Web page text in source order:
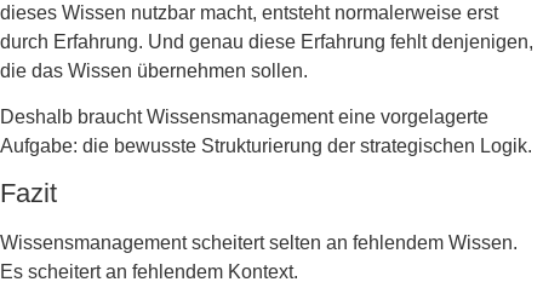
dieses Wissen nutzbar macht, entsteht normalerweise erst
durch Erfahrung. Und genau diese Erfahrung fehlt denjenigen,
die das Wissen übernehmen sollen.
Deshalb braucht Wissensmanagement eine vorgelagerte
Aufgabe: die bewusste Strukturierung der strategischen Logik.
Fazit
Wissensmanagement scheitert selten an fehlendem Wissen.
Es scheitert an fehlendem Kontext.